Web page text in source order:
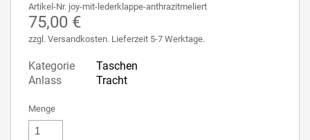
Artikel-Nr. joy-mit-lederklappe-anthrazitmeliert
75,00 €
zzgl. Versandkosten. Lieferzeit 5-7 Werktage.
Kategorie
Taschen
Anlass
Tracht
Menge